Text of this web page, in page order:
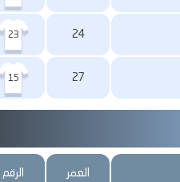
24
23
27
15
العمر الرقم